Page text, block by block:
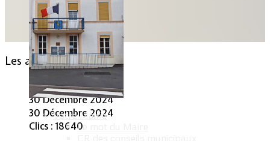
Votre Mairie
Le mot du Maire
Les anciens en agapes.
Lommerange.fr
30 Décembre 2024
30 Décembre 2024
Clics : 18640